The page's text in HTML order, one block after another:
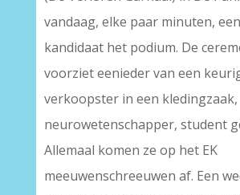
vandaag, elke paar minuten,
kandidaat het podium. De
voorziet eenieder van een
verkoopster in een kledingzaak,
neurowetenschapper, student
Allemaal komen ze op het EK
meeuwenschreeuwen af. Een